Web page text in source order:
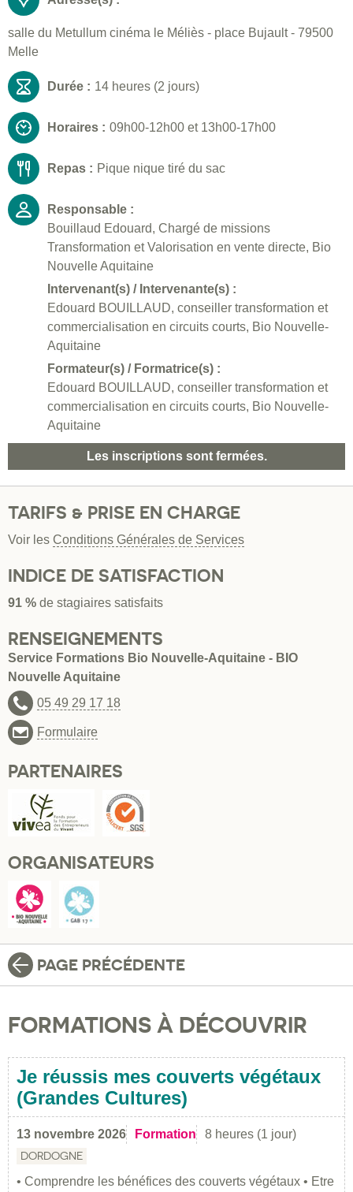
salle du Metullum cinéma le Méliès - place Bujault - 79500
Melle
Durée : 14 heures (2 jours)
Horaires : 09h00-12h00 et 13h00-17h00
Repas : Pique nique tiré du sac
Responsable :
Bouillaud Edouard, Chargé de missions
Transformation et Valorisation en vente directe, Bio
Nouvelle Aquitaine
Intervenant(s) / Intervenante(s) :
Edouard BOUILLAUD, conseiller transformation et
commercialisation en circuits courts, Bio Nouvelle-
Aquitaine
Formateur(s) / Formatrice(s) :
Edouard BOUILLAUD, conseiller transformation et
commercialisation en circuits courts, Bio Nouvelle-
Aquitaine
Les inscriptions sont fermées.
TARIFS & PRISE EN CHARGE
Voir les Conditions Générales de Services
INDICE DE SATISFACTION
91 % de stagiaires satisfaits
RENSEIGNEMENTS
Service Formations Bio Nouvelle-Aquitaine - BIO
Nouvelle Aquitaine
05 49 29 17 18
Formulaire
PARTENAIRES
ORGANISATEURS
PAGE PRÉCÉDENTE
FORMATIONS À DÉCOUVRIR
Je réussis mes couverts végétaux
(Grandes Cultures)
13 novembre 2026 Formation 8 heures (1 jour)
DORDOGNE
• Comprendre les bénéfices des couverts végétaux • Etre